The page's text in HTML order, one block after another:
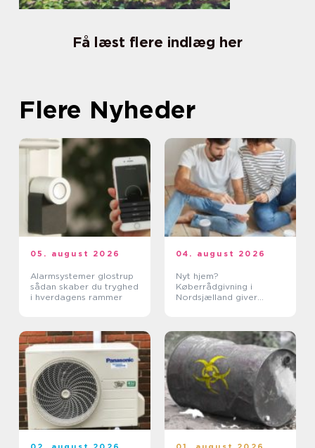
Få læst flere indlæg her
Flere Nyheder
05. august 2026
Alarmsystemer glostrup
sådan skaber du tryghed
i hverdagens rammer
04. august 2026
Nyt hjem?
Køberrådgivning i
Nordsjælland giver